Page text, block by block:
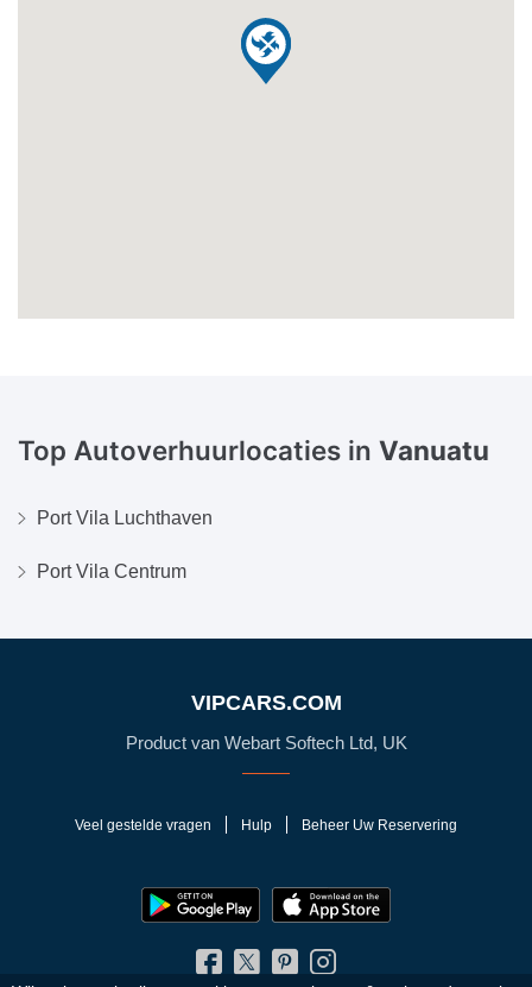
Top Autoverhuurlocaties in Vanuatu
Port Vila Luchthaven
Port Vila Centrum
VIPCARS.COM
Product van Webart Softech Ltd, UK
Veel gestelde vragen Hulp Beheer Uw Reservering